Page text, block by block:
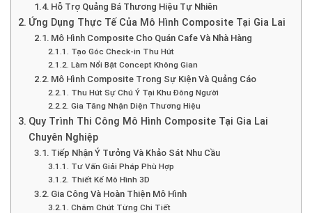
Hỗ Trợ Quảng Bá Thương Hiệu Tự Nhiên
Ứng Dụng Thực Tế Của Mô Hình Composite Tại Gia Lai
Mô Hình Composite Cho Quán Cafe Và Nhà Hàng
Tạo Góc Check-in Thu Hút
Làm Nổi Bật Concept Không Gian
Mô Hình Composite Trong Sự Kiện Và Quảng Cáo
Thu Hút Sự Chú Ý Tại Khu Đông Người
Gia Tăng Nhận Diện Thương Hiệu
Quy Trình Thi Công Mô Hình Composite Tại Gia Lai
Chuyên Nghiệp
Tiếp Nhận Ý Tưởng Và Khảo Sát Nhu Cầu
Tư Vấn Giải Pháp Phù Hợp
Thiết Kế Mô Hình 3D
Gia Công Và Hoàn Thiện Mô Hình
Chăm Chút Từng Chi Tiết